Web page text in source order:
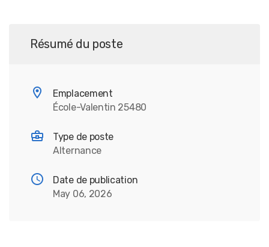
Résumé du poste
Emplacement
École-Valentin 25480
Type de poste
Alternance
Date de publication
May 06, 2026